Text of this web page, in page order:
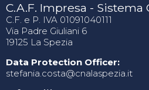
C.A.F. Impresa - Sistema
C.F. e P. IVA 01091040111
Via Padre Giuliani 6
19125 La Spezia
Data Protection Officer:
stefania.costa@cnalaspezia.it